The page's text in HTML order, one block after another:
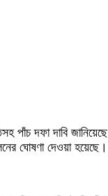
পাঁচ দফা দাবি
ঘোষণা দেওয়া হয়েছে।